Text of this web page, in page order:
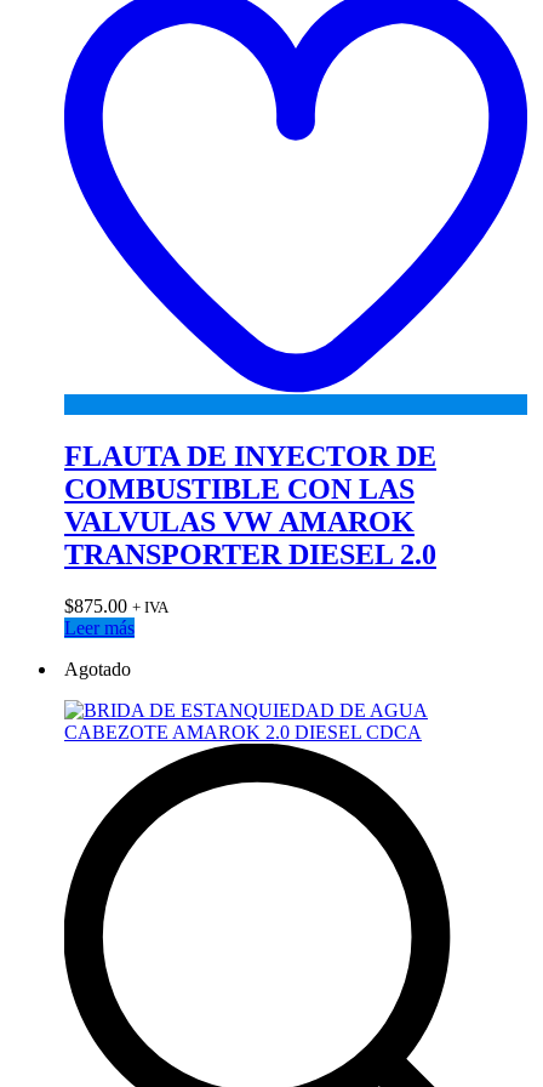
FLAUTA DE INYECTOR DE
COMBUSTIBLE CON LAS
VALVULAS VW AMAROK
TRANSPORTER DIESEL 2.0
$875.00 + IVA
Leer más
Agotado